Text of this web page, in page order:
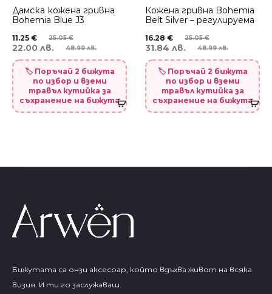
Дамска кожена гривна
Bohemia Blue J3
25.05€
11.25 €
48.99 лв.
22.00 лв.
🏷️ Поръчай 2 бижута
по избор и вземи
травъл кутийка за
съхранение на бижута
Кожена гривна Bohemia
Belt Silver – регулируема
25.05€
16.28 €
48.99 лв.
31.84 лв.
🏷️ Поръчай 2 бижута
по избор и вземи
травъл кутийка за
съхранение на бижута
Бижутата са онзи аксесоар, който вдъхва живот на всяка
визия. И ти го заслужаваш.